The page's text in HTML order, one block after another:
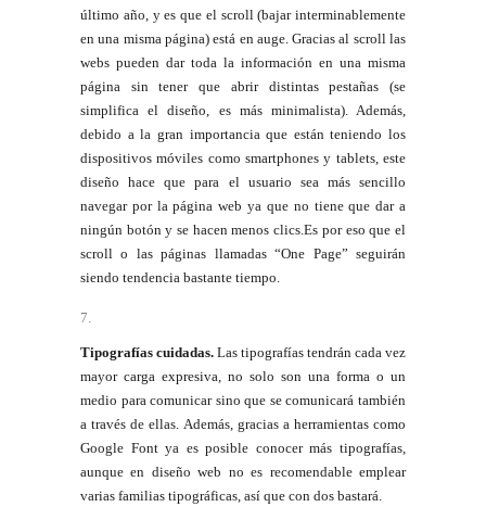
último año, y es que el scroll (bajar interminablemente
en una misma página) está en auge. Gracias al scroll las
webs pueden dar toda la información en una misma
página sin tener que abrir distintas pestañas (se
simplifica el diseño, es más minimalista). Además,
debido a la gran importancia que están teniendo los
dispositivos móviles como smartphones y tablets, este
diseño hace que para el usuario sea más sencillo
navegar por la página web ya que no tiene que dar a
ningún botón y se hacen menos clics.Es por eso que el
scroll o las páginas llamadas “One Page” seguirán
siendo tendencia bastante tiempo.
Tipografías cuidadas. Las tipografías tendrán cada vez
mayor carga expresiva, no solo son una forma o un
medio para comunicar sino que se comunicará también
a través de ellas. Además, gracias a herramientas como
Google Font ya es posible conocer más tipografías,
aunque en diseño web no es recomendable emplear
varias familias tipográficas, así que con dos bastará.